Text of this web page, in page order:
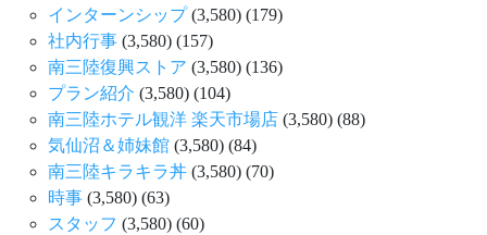
インターンシップ(3,580) (179)
社内行事 (3,580) (157)
南三陸復興ストア (3,580) (136)
プラン紹介 (3,580) (104)
南三陸ホテル観洋 楽天市場店 (3,580) (88)
気仙沼＆姉妹館 (3,580) (84)
南三陸キラキラ丼 (3,580) (70)
時事 (3,580) (63)
スタッフ (3,580) (60)